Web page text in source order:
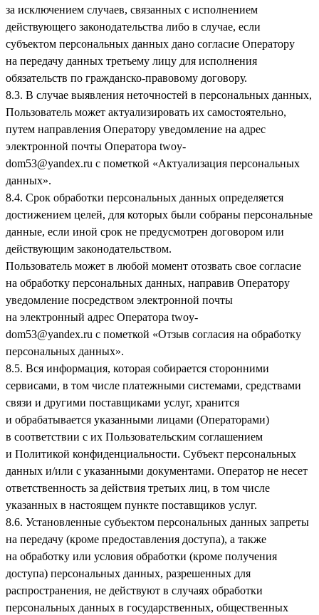
за исключением случаев, связанных с исполнением
действующего законодательства либо в случае, если
субъектом персональных данных дано согласие Оператору
на передачу данных третьему лицу для исполнения
обязательств по гражданско-правовому договору.
8.3. В случае выявления неточностей в персональных данных,
Пользователь может актуализировать их самостоятельно,
путем направления Оператору уведомление на адрес
электронной почты Оператора twoy-
dom53@yandex.ru с пометкой «Актуализация персональных
данных».
8.4. Срок обработки персональных данных определяется
достижением целей, для которых были собраны персональные
данные, если иной срок не предусмотрен договором или
действующим законодательством.
Пользователь может в любой момент отозвать свое согласие
на обработку персональных данных, направив Оператору
уведомление посредством электронной почты
на электронный адрес Оператора twoy-
dom53@yandex.ru с пометкой «Отзыв согласия на обработку
персональных данных».
8.5. Вся информация, которая собирается сторонними
сервисами, в том числе платежными системами, средствами
связи и другими поставщиками услуг, хранится
и обрабатывается указанными лицами (Операторами)
в соответствии с их Пользовательским соглашением
и Политикой конфиденциальности. Субъект персональных
данных и/или с указанными документами. Оператор не несет
ответственность за действия третьих лиц, в том числе
указанных в настоящем пункте поставщиков услуг.
8.6. Установленные субъектом персональных данных запреты
на передачу (кроме предоставления доступа), а также
на обработку или условия обработки (кроме получения
доступа) персональных данных, разрешенных для
распространения, не действуют в случаях обработки
персональных данных в государственных, общественных